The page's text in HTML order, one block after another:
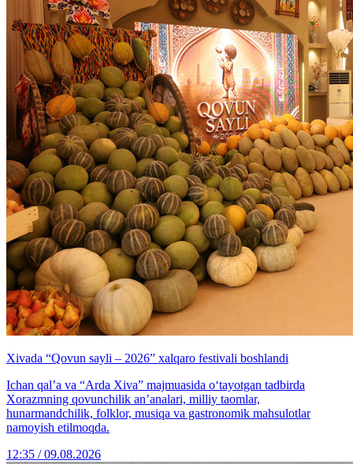
Xivada “Qovun sayli – 2026” xalqaro festivali boshlandi
Ichan qal’a va “Arda Xiva” majmuasida o‘tayotgan tadbirda
Xorazmning qovunchilik an’analari, milliy taomlar,
hunarmandchilik, folklor, musiqa va gastronomik mahsulotlar
namoyish etilmoqda.
12:35 / 09.08.2026